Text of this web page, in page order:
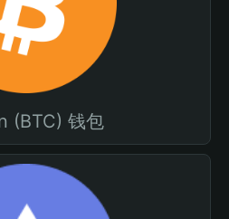
(BTC) 钱包